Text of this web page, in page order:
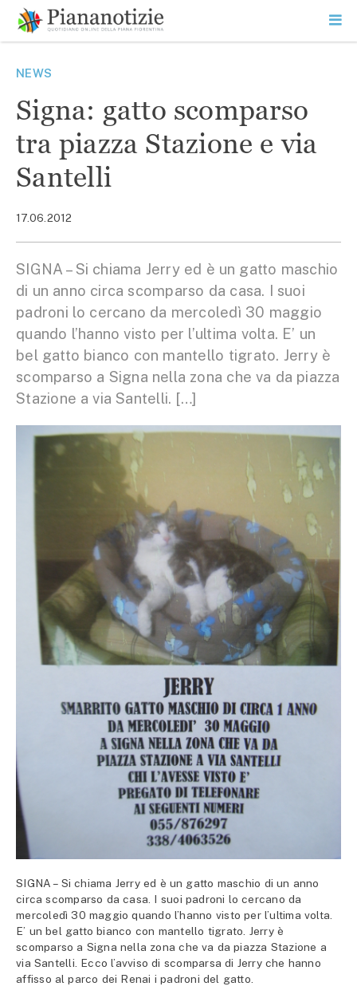
contenuto
SEARCH
NEWS
Signa: gatto scomparso
tra piazza Stazione e via
Santelli
17.06.2012
SIGNA – Si chiama Jerry ed è un gatto maschio
di un anno circa scomparso da casa. I suoi
padroni lo cercano da mercoledì 30 maggio
quando l’hanno visto per l’ultima volta. E’ un
bel gatto bianco con mantello tigrato. Jerry è
scomparso a Signa nella zona che va da piazza
Stazione a via Santelli. […]
SIGNA – Si chiama Jerry ed è un gatto maschio di un anno
circa scomparso da casa. I suoi padroni lo cercano da
mercoledì 30 maggio quando l’hanno visto per l’ultima volta.
E’ un bel gatto bianco con mantello tigrato. Jerry è
scomparso a Signa nella zona che va da piazza Stazione a
via Santelli. Ecco l’avviso di scomparsa di Jerry che hanno
affisso al parco dei Renai i padroni del gatto.